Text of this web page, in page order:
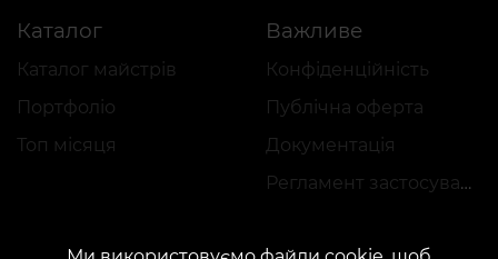
Каталог
Каталог майстрів
Портфоліо
Топ місяця
Важливе
Конфіденційність
Публічна оферта
Документація
Регламент застосування акцій